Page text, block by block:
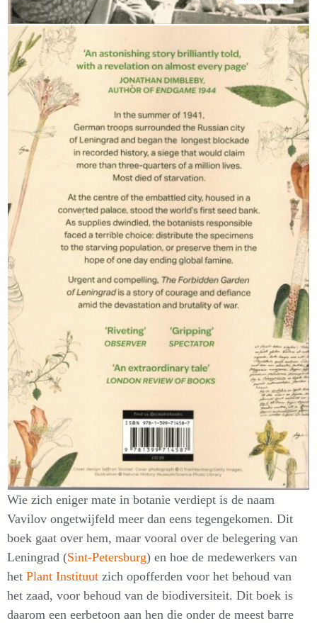
Wie zich eniger mate in botanie verdiept is de naam
Vavilov ongetwijfeld meer dan eens tegengekomen. Dit
boek gaat over hem, maar vooral over de belegering van
Leningrad (Sint-Petersburg) en hoe de medewerkers van
het Plant Instituut zich opofferden voor het behoud van
het zaad, voor behoud van de biodiversiteit. Dit boek is
daarom een eerbetoon aan hen die onder de meest barre